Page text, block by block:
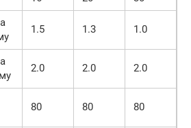
1.5 1.3 1.0
2.0 2.0 2.0
80 80 80